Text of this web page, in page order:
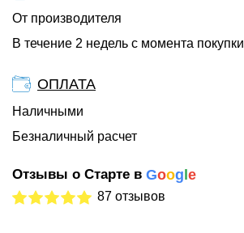
От производителя
В течение 2 недель с момента покупки
ОПЛАТА
Наличными
Безналичный расчет
Отзывы о Старте в Goog e
87 отзывов